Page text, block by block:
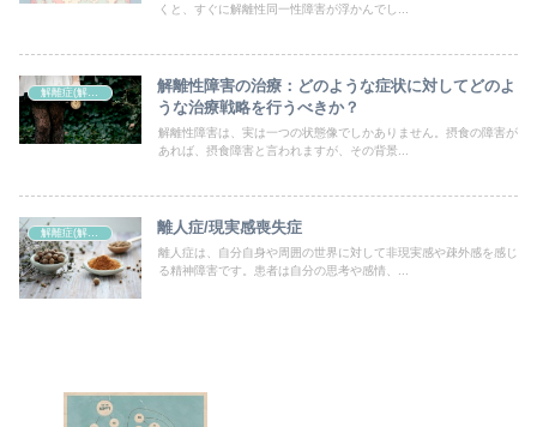
くと、すぐに解離性同一性障害が浮かんでし...
解離性障害の治療：どのような症状に対してどのよ
うな治療戦略を行うべきか？
解離性障害は、実は一つの状態像でしかありません。摂食の障害が
あれば、摂食障害と言われますが、その背景...
解離症(解離性障害) 離人症/現実感喪失症
離人症は、自分自身や周囲の世界に対して非現実感や疎外感を感じ
る精神障害です。患者は自分の思考や感情、...